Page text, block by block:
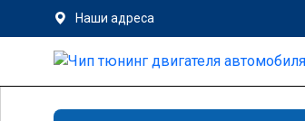
Наши адреса